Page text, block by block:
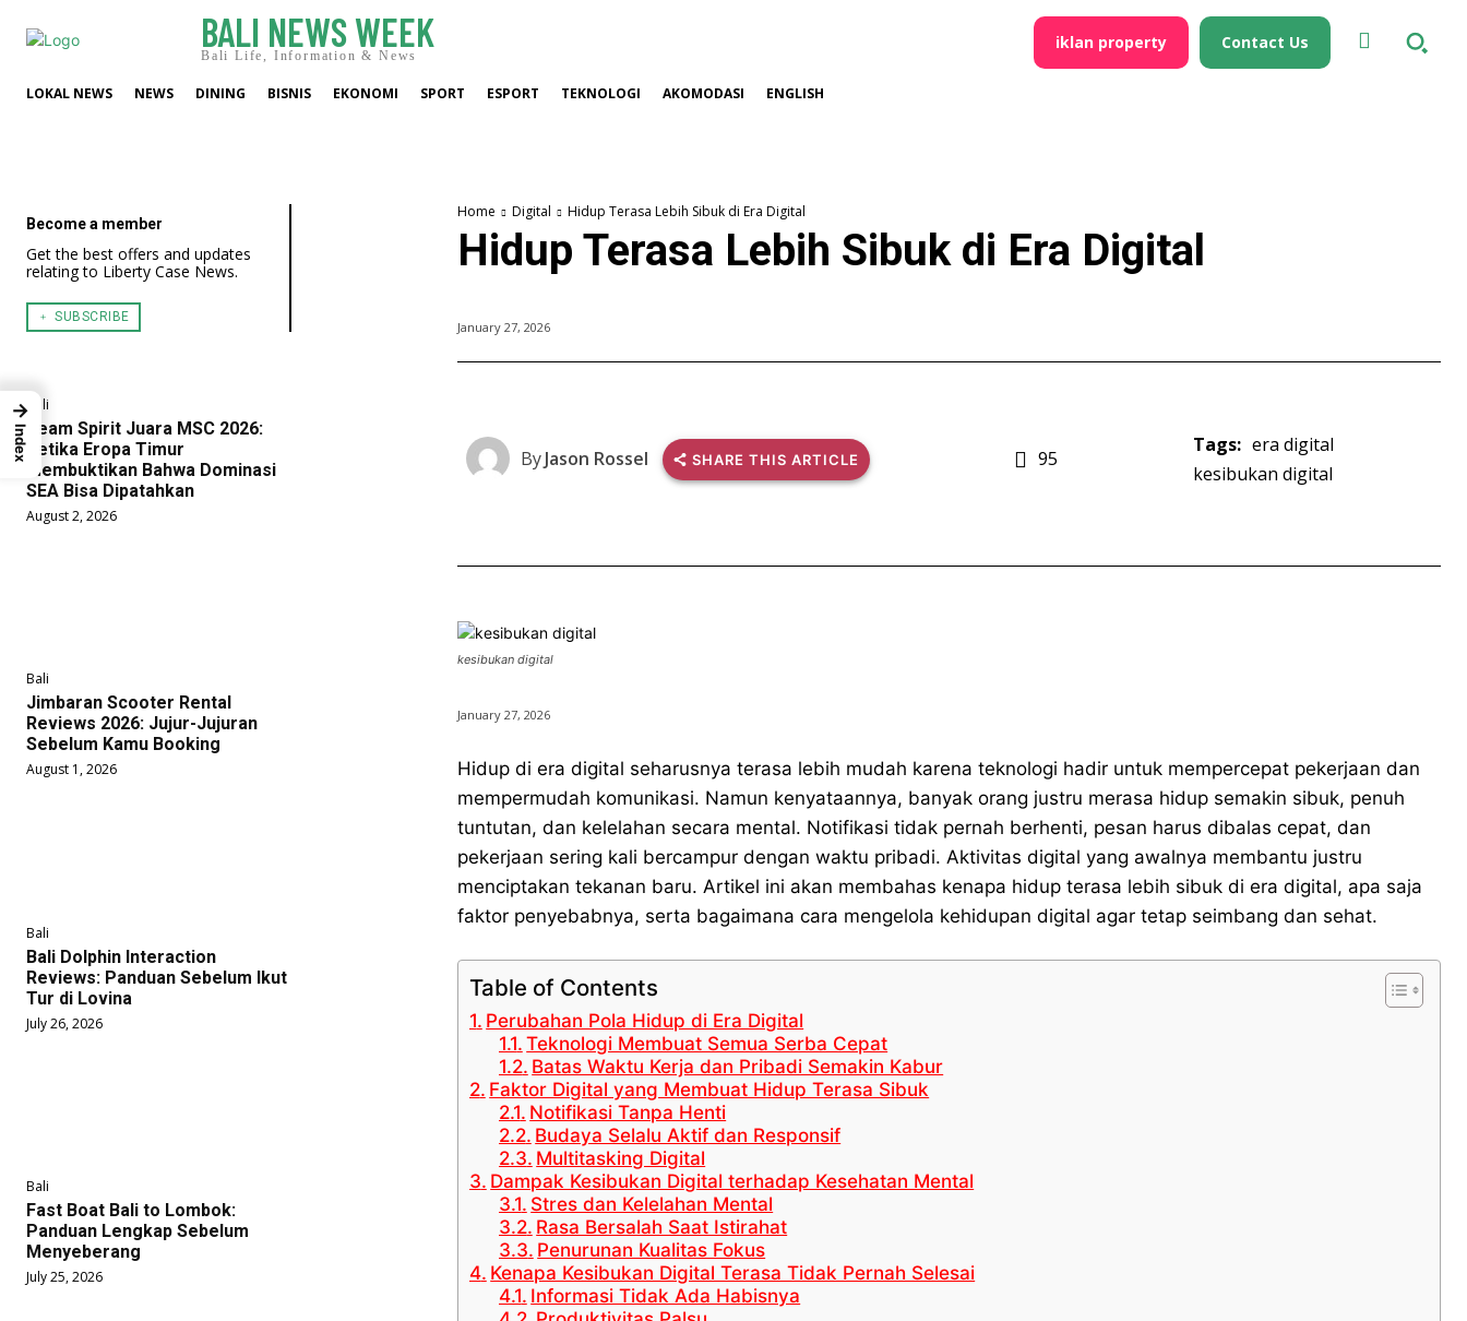
BALI NEWS WEEK
Bali Life, Information & News
iklan property Contact Us
LOKAL NEWS NEWS DINING BISNIS EKONOMI SPORT ESPORT TEKNOLOGI AKOMODASI ENGLISH
Become a member
Get the best offers and updates
relating to Liberty Case News.
﹢ SUBSCRIBE
Bali
Team Spirit Juara MSC 2026:
Ketika Eropa Timur
Membuktikan Bahwa Dominasi
SEA Bisa Dipatahkan
August 2, 2026
Bali
Jimbaran Scooter Rental
Reviews 2026: Jujur-Jujuran
Sebelum Kamu Booking
August 1, 2026
Bali
Bali Dolphin Interaction
Reviews: Panduan Sebelum Ikut
Tur di Lovina
July 26, 2026
Bali
Fast Boat Bali to Lombok:
Panduan Lengkap Sebelum
Menyeberang
July 25, 2026
Home Digital Hidup Terasa Lebih Sibuk di Era Digital
Hidup Terasa Lebih Sibuk di Era Digital
January 27, 2026
ByJason Rossel SHARE THIS ARTICLE 95
Tags: era digital
kesibukan digital
kesibukan digital
January 27, 2026
Hidup di era digital seharusnya terasa lebih mudah karena teknologi hadir untuk mempercepat pekerjaan dan
mempermudah komunikasi. Namun kenyataannya, banyak orang justru merasa hidup semakin sibuk, penuh
tuntutan, dan kelelahan secara mental. Notifikasi tidak pernah berhenti, pesan harus dibalas cepat, dan
pekerjaan sering kali bercampur dengan waktu pribadi. Aktivitas digital yang awalnya membantu justru
menciptakan tekanan baru. Artikel ini akan membahas kenapa hidup terasa lebih sibuk di era digital, apa saja
faktor penyebabnya, serta bagaimana cara mengelola kehidupan digital agar tetap seimbang dan sehat.
Table of Contents
Perubahan Pola Hidup di Era Digital
Teknologi Membuat Semua Serba Cepat
Batas Waktu Kerja dan Pribadi Semakin Kabur
Faktor Digital yang Membuat Hidup Terasa Sibuk
Notifikasi Tanpa Henti
Budaya Selalu Aktif dan Responsif
Multitasking Digital
Dampak Kesibukan Digital terhadap Kesehatan Mental
Stres dan Kelelahan Mental
Rasa Bersalah Saat Istirahat
Penurunan Kualitas Fokus
Kenapa Kesibukan Digital Terasa Tidak Pernah Selesai
Informasi Tidak Ada Habisnya
→
Index